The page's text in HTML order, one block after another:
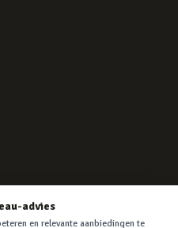
advies
en relevante aanbiedingen te